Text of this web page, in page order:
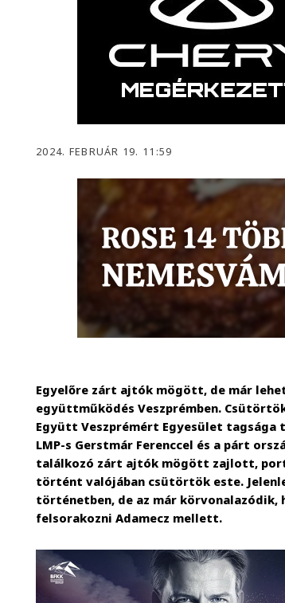
2024. FEBRUÁR 19. 11:59
Egyelőre zárt ajtók mögött, de már
együttműködés Veszprémben.
Együtt Veszprémért Egyesület
LMP-s Gerstmár Ferenccel és a párt
találkozó zárt ajtók mögött zajlott,
történt valójában csütörtök este.
történetben, de az már
felsorakozni Adamecz mellett.